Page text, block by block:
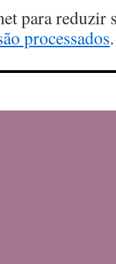
para reduzir
processados.